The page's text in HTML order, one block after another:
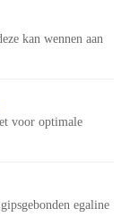
kan wennen aan
voor optimale
egaline